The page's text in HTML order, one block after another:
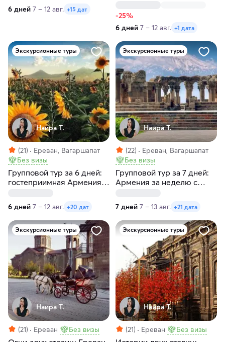
6 дней 7 – 12 авг. +15 дат
-25%
6 дней 7 – 12 авг. +1 дата
Экскурсионные туры
Наира Т.
(21)
Ереван, Вагаршапат
Без визы
Групповой тур за 6 дней:
гостеприимная Армения.
заездами по пятницам и
средам
6 дней 7 – 12 авг. +20 дат
Экскурсионные туры
Наира Т.
(22)
Ереван, Вагаршапат
Без визы
Групповой тур за 7 дней:
Армения за неделю с
четвергам. Без
проживания
7 дней 7 – 13 авг. +21 дата
Экскурсионные туры
Наира Т.
(21) Ереван Без визы
Экскурсионные туры
Наира Т.
(21) Ереван Без визы